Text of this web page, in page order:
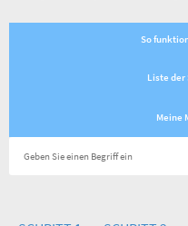
So
Liste der
Meine